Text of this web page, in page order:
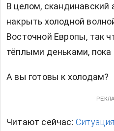
В целом, скандинавский
накрыть холодной
Восточной Европы, так
тёплыми деньками, пока
А вы готовы к холодам?
Читают сейчас: